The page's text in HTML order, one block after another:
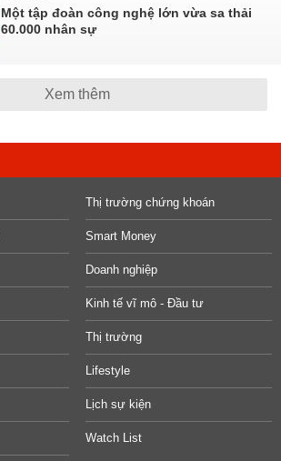
Một tập đoàn công nghệ lớn vừa sa thải
60.000 nhân sự
Xem thêm
Thị trường chứng khoán
Smart Money
Doanh nghiệp
Kinh tế vĩ mô - Đầu tư
Thị trường
Lifestyle
Lịch sự kiện
Watch List